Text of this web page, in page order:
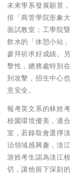
未來學系發展願景
排「商管學院形象
面試教室；工學院
飲水的「休憩小站
參拜祈求好成績。
擊性，總務處特別
到攻擊，招生中心
意安全。
報考英文系的林姓
校園環境優美，適
室，若錄取會選擇
治領域感興趣，淡
游姓考生認為淡江
切，讓他留下深刻